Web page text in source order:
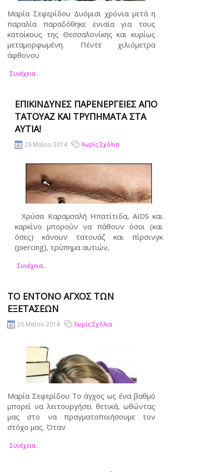
Μαρία Σεφερίδου Δυόμισι χρόνια μετά η
παραλία παραδόθηκε ενιαία για τους
κατοίκους της Θεσσαλονίκης και κυρίως
μεταμορφωμένη. Πέντε χιλιόμετρα
άφθονου
Συνέχεια..
ΕΠΙΚΊΝΔΥΝΕΣ ΠΑΡΕΝΈΡΓΕΙΕΣ ΑΠΌ
ΤΑΤΟΥΆΖ ΚΑΙ ΤΡΥΠΉΜΑΤΑ ΣΤΑ
ΑΥΤΙΆ!
26 Μαΐου 2014 Χωρίς Σχόλια
Χρύσα Καραμσαλή Ηπατίτιδα, AIDS και
καρκίνο μπορούν να πάθουν όσοι (και
όσες) κάνουν τατουάζ και πίρσινγκ
(piercing), τρύπημα αυτιών,
Συνέχεια..
ΤΟ ΕΝΤΟΝΟ ΑΓΧΟΣ ΤΩΝ
ΕΞΕΤΑΣΕΩΝ
26 Μαΐου 2014 Χωρίς Σχόλια
Μαρία Σεφερίδου Το άγχος ως ένα βαθμό
μπορεί να λειτουργήσει θετικά, ωθώντας
μας στο να πραγματοποιήσουμε τον
στόχο μας. Όταν
Συνέχεια..